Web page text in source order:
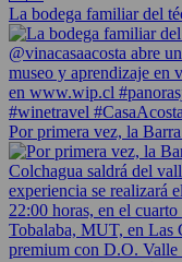
La bodega familiar del
Por primera vez, la